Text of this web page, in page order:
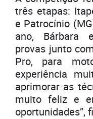
três etapas:
e Patrocínio
ano, Bárbara
provas junto
Pro, para
experiência
aprimorar as
muito feliz e
oportunidades”,